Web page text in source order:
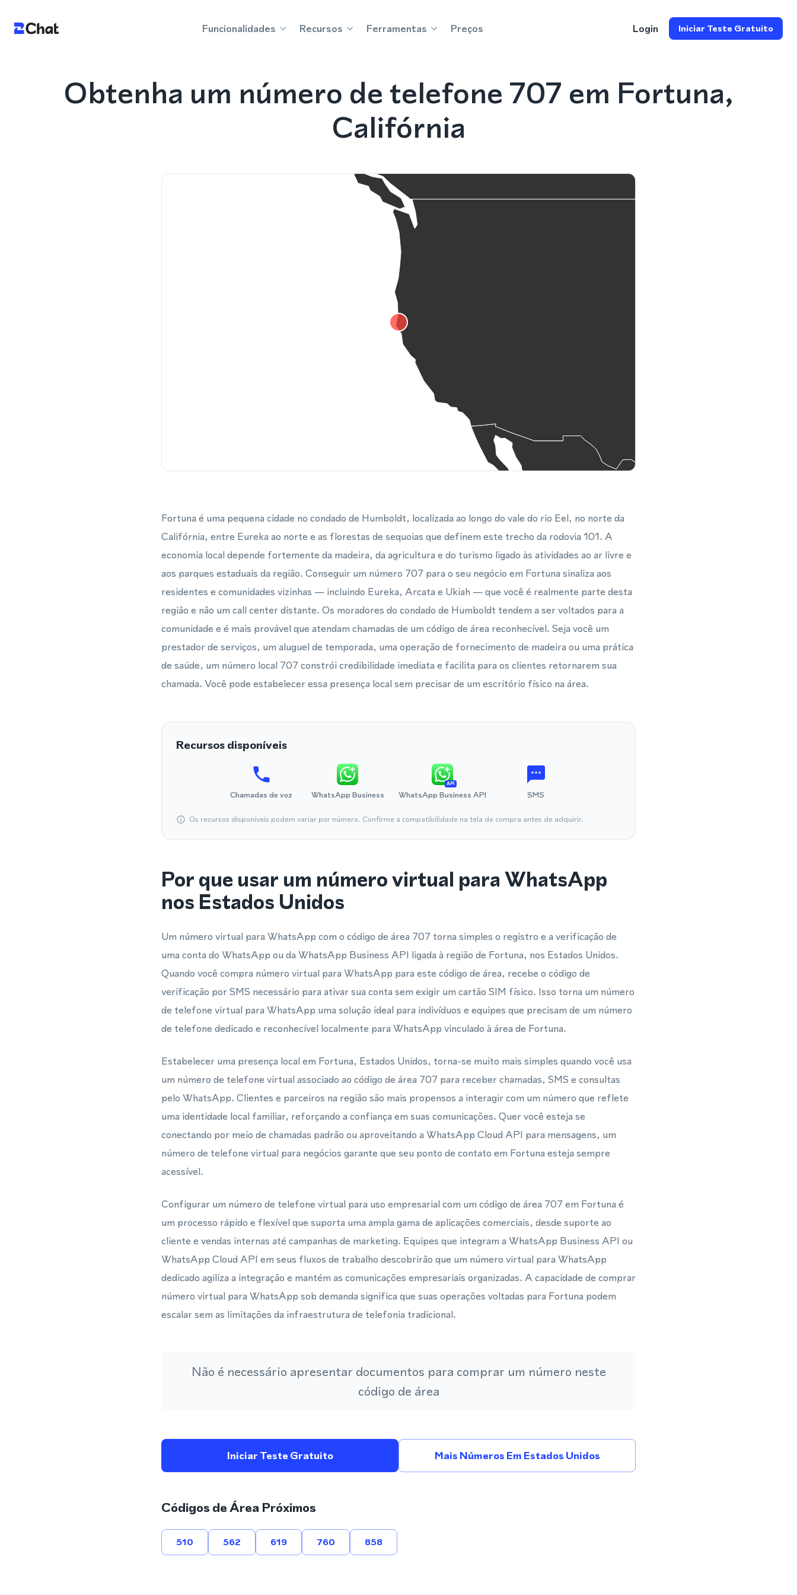
Funcionalidades Recursos Ferramentas Preços Login Iniciar Teste Gratuito
Obtenha um número de telefone 707 em Fortuna,
Califórnia
Fortuna é uma pequena cidade no condado de Humboldt, localizada ao longo do vale do rio Eel, no norte da
Califórnia, entre Eureka ao norte e as florestas de sequoias que definem este trecho da rodovia 101. A
economia local depende fortemente da madeira, da agricultura e do turismo ligado às atividades ao ar livre e
aos parques estaduais da região. Conseguir um número 707 para o seu negócio em Fortuna sinaliza aos
residentes e comunidades vizinhas — incluindo Eureka, Arcata e Ukiah — que você é realmente parte desta
região e não um call center distante. Os moradores do condado de Humboldt tendem a ser voltados para a
comunidade e é mais provável que atendam chamadas de um código de área reconhecível. Seja você um
prestador de serviços, um aluguel de temporada, uma operação de fornecimento de madeira ou uma prática
de saúde, um número local 707 constrói credibilidade imediata e facilita para os clientes retornarem sua
chamada. Você pode estabelecer essa presença local sem precisar de um escritório físico na área.
Recursos disponíveis
Chamadas de voz WhatsApp Business
API
WhatsApp Business API SMS
Os recursos disponíveis podem variar por número. Confirme a compatibilidade na tela de compra antes de adquirir.
Por que usar um número virtual para WhatsApp
nos Estados Unidos
Um número virtual para WhatsApp com o código de área 707 torna simples o registro e a verificação de
uma conta do WhatsApp ou da WhatsApp Business API ligada à região de Fortuna, nos Estados Unidos.
Quando você compra número virtual para WhatsApp para este código de área, recebe o código de
verificação por SMS necessário para ativar sua conta sem exigir um cartão SIM físico. Isso torna um número
de telefone virtual para WhatsApp uma solução ideal para indivíduos e equipes que precisam de um número
de telefone dedicado e reconhecível localmente para WhatsApp vinculado à área de Fortuna.
Estabelecer uma presença local em Fortuna, Estados Unidos, torna-se muito mais simples quando você usa
um número de telefone virtual associado ao código de área 707 para receber chamadas, SMS e consultas
pelo WhatsApp. Clientes e parceiros na região são mais propensos a interagir com um número que reflete
uma identidade local familiar, reforçando a confiança em suas comunicações. Quer você esteja se
conectando por meio de chamadas padrão ou aproveitando a WhatsApp Cloud API para mensagens, um
número de telefone virtual para negócios garante que seu ponto de contato em Fortuna esteja sempre
acessível.
Configurar um número de telefone virtual para uso empresarial com um código de área 707 em Fortuna é
um processo rápido e flexível que suporta uma ampla gama de aplicações comerciais, desde suporte ao
cliente e vendas internas até campanhas de marketing. Equipes que integram a WhatsApp Business API ou
WhatsApp Cloud API em seus fluxos de trabalho descobrirão que um número virtual para WhatsApp
dedicado agiliza a integração e mantém as comunicações empresariais organizadas. A capacidade de comprar
número virtual para WhatsApp sob demanda significa que suas operações voltadas para Fortuna podem
escalar sem as limitações da infraestrutura de telefonia tradicional.
Não é necessário apresentar documentos para comprar um número neste
código de área
Iniciar Teste Gratuito Mais Números Em Estados Unidos
Códigos de Área Próximos
510 562 619 760 858